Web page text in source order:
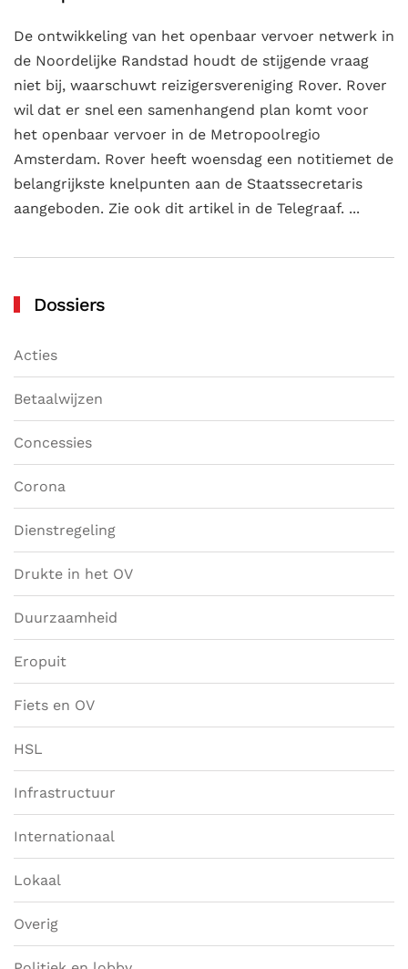
De ontwikkeling van het openbaar vervoer netwerk in
de Noordelijke Randstad houdt de stijgende vraag
niet bij, waarschuwt reizigersvereniging Rover. Rover
wil dat er snel een samenhangend plan komt voor
het openbaar vervoer in de Metropoolregio
Amsterdam. Rover heeft woensdag een notitiemet de
belangrijkste knelpunten aan de Staatssecretaris
aangeboden. Zie ook dit artikel in de Telegraaf. ...
Dossiers
Acties
Betaalwijzen
Concessies
Corona
Dienstregeling
Drukte in het OV
Duurzaamheid
Eropuit
Fiets en OV
HSL
Infrastructuur
Internationaal
Lokaal
Overig